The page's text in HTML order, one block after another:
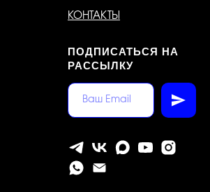
КОНТАКТЫ
ПОДПИСАТЬСЯ НА
РАССЫЛКУ